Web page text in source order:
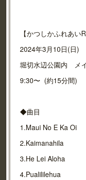
【かつしかふれあい
2024年3月10日(日)
堀切水辺公園内 メ
9:30〜 (約15分間)
◆曲目
1.Maui No E Ka Oi
2.Kaimanahila
3.He Lei Aloha
4.Pualililehua